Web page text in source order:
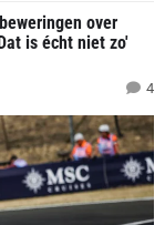
over
is écht niet zo'
4